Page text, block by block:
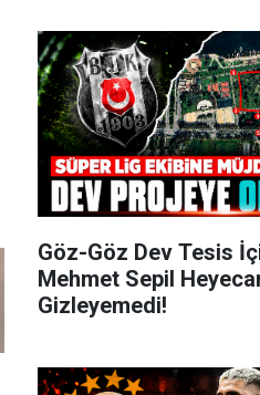
Göz-Göz Dev Tesis
Mehmet Sepil
Gizleyemedi!